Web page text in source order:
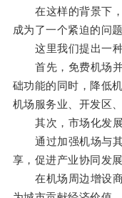
在这样的背景下，
成为了一个紧迫的问题
这里我们提出一种
首先，免费机场并
础功能的同时，降低
机场服务业、开发区
其次，市场化发展
通过加强机场与其
享，促进产业协同发
在机场周边增设商